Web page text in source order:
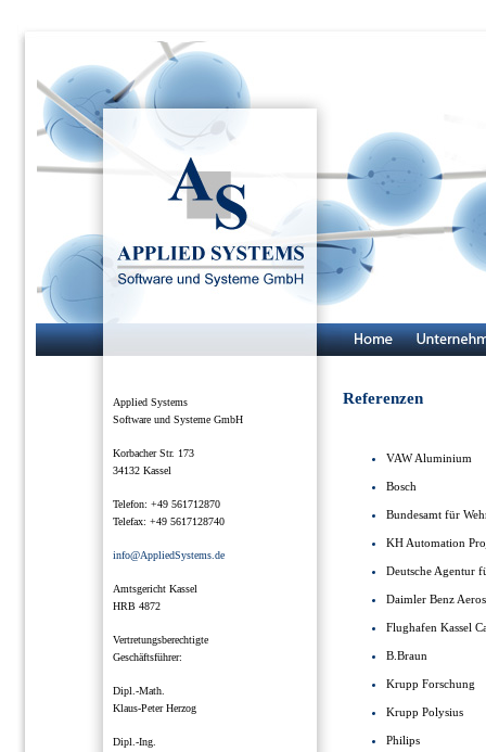
Applied Systems
Software und Systeme GmbH
Korbacher Str. 173
34132 Kassel
Telefon: +49 561712870
Telefax: +49 5617128740
info@AppliedSystems.de
Amtsgericht Kassel
HRB 4872
Vertretungsberechtigte
Geschäftsführer:
Dipl.-Math.
Klaus-Peter Herzog
Dipl.-Ing.
Referenzen
VAW Aluminium
Bosch
Bundesamt für
KH Automation
Deutsche Agentur
Daimler Benz
Flughafen Kassel
B.Braun
Krupp Forschung
Krupp Polysius
Philips